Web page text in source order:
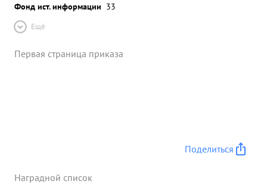
Фонд ист. информации 33
Ещё
Первая страница приказа
Поделиться
Наградной список